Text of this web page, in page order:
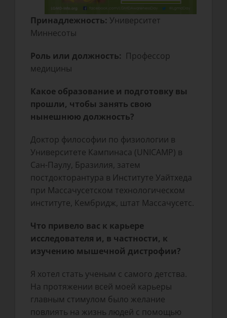
Принадлежность: Университет
Миннесоты
Роль или должность: Профессор
медицины
Какое образование и подготовку вы
прошли, чтобы занять свою
нынешнюю должность?
Доктор философии по физиологии в
Университете Кампинаса (UNICAMP) в
Сан-Паулу, Бразилия, затем
постдокторантура в Институте Уайтхеда
при Массачусетском технологическом
институте, Кембридж, штат Массачусетс.
Что привело вас к карьере
исследователя и, в частности, к
изучению мышечной дистрофии?
Я хотел стать ученым с самого детства.
На протяжении всей моей карьеры
главным стимулом было желание
повлиять на жизнь людей с помощью